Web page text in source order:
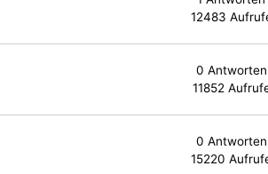
12483
0 Antworten
11852
0 Antworten
15220